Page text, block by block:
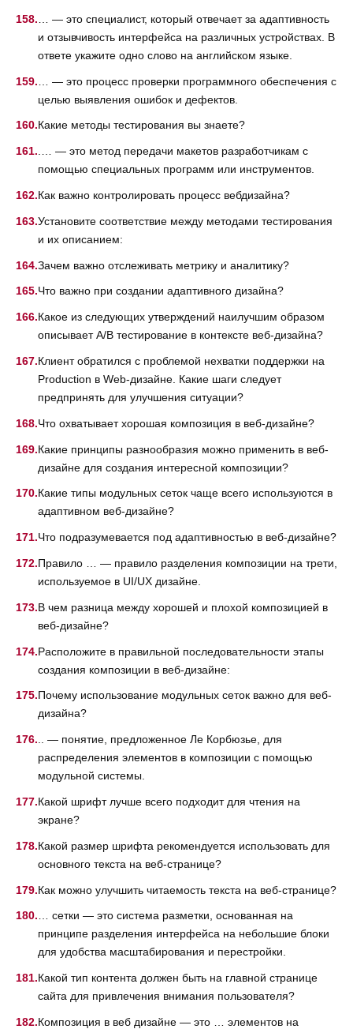
… — это специалист, который отвечает за адаптивность
и отзывчивость интерфейса на различных устройствах. В
ответе укажите одно слово на английском языке.
… — это процесс проверки программного обеспечения с
целью выявления ошибок и дефектов.
Какие методы тестирования вы знаете?
.… — это метод передачи макетов разработчикам с
помощью специальных программ или инструментов.
Как важно контролировать процесс вебдизайна?
Установите соответствие между методами тестирования
и их описанием:
Зачем важно отслеживать метрику и аналитику?
Что важно при создании адаптивного дизайна?
Какое из следующих утверждений наилучшим образом
описывает A/B тестирование в контексте веб-дизайна?
Клиент обратился с проблемой нехватки поддержки на
Production в Web-дизайне. Какие шаги следует
предпринять для улучшения ситуации?
Что охватывает хорошая композиция в веб-дизайне?
Какие принципы разнообразия можно применить в веб-
дизайне для создания интересной композиции?
Какие типы модульных сеток чаще всего используются в
адаптивном веб-дизайне?
Что подразумевается под адаптивностью в веб-дизайне?
Правило … — правило разделения композиции на трети,
используемое в UI/UX дизайне.
В чем разница между хорошей и плохой композицией в
веб-дизайне?
Расположите в правильной последовательности этапы
создания композиции в веб-дизайне:
Почему использование модульных сеток важно для веб-
дизайна?
.. — понятие, предложенное Ле Корбюзье, для
распределения элементов в композиции с помощью
модульной системы.
Какой шрифт лучше всего подходит для чтения на
экране?
Какой размер шрифта рекомендуется использовать для
основного текста на веб-странице?
Как можно улучшить читаемость текста на веб-странице?
… сетки — это система разметки, основанная на
принципе разделения интерфейса на небольшие блоки
для удобства масштабирования и перестройки.
Какой тип контента должен быть на главной странице
сайта для привлечения внимания пользователя?
Композиция в веб дизайне — это … элементов на